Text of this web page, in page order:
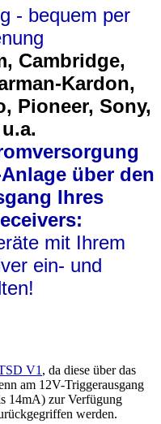
- bequem per
Cambridge,
Kardon,
Pioneer, Sony,
über den
Ihres
mit Ihrem
ein- und
V1 , da diese über das
am 12V-Triggerausgang
14mA) zur Verfügung
werden.